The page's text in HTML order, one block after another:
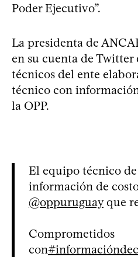
Poder Ejecutivo”.
La presidenta de
en su cuenta de Twitter
técnicos del ente
técnico con
la OPP.
El equipo técnico de
información de
@oppuruguayque
Comprometidos
con